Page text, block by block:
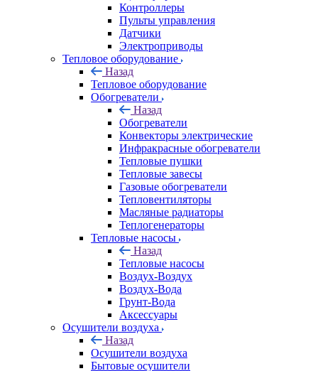
Контроллеры
Пульты управления
Датчики
Электроприводы
Тепловое оборудование
Назад
Тепловое оборудование
Обогреватели
Назад
Обогреватели
Конвекторы электрические
Инфракрасные обогреватели
Тепловые пушки
Тепловые завесы
Газовые обогреватели
Тепловентиляторы
Масляные радиаторы
Теплогенераторы
Тепловые насосы
Назад
Тепловые насосы
Воздух-Воздух
Воздух-Вода
Грунт-Вода
Аксессуары
Осушители воздуха
Назад
Осушители воздуха
Бытовые осушители